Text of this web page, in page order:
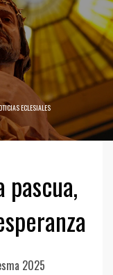
ECLESIALES
pascua,
2025